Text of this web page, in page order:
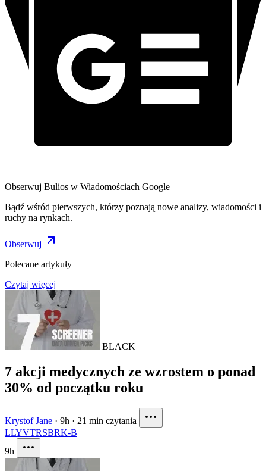
Obserwuj Bulios w Wiadomościach Google
Bądź wśród pierwszych, którzy poznają nowe analizy, wiadomości i
ruchy na rynkach.
Obserwuj
Polecane artykuły
Czytaj więcej
BLACK
7 akcji medycznych ze wzrostem o ponad
30% od początku roku
Krystof Jane · 9h · 21 min czytania
LLYVTRSBRK-B
9h